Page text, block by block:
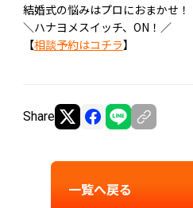
結婚式の悩みはプロにおまかせ！
＼ハナヨメスイッチ、ON！／
【相談予約はコチラ】
Share
一覧へ戻る